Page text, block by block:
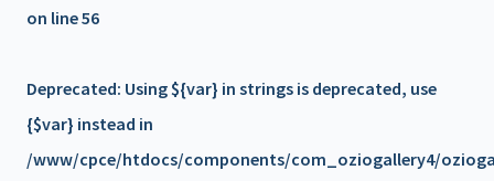
Campaña Solidaria de Donación de Sangre
📍 Reunión de Junta de Gobierno de la FACPCE – Mendoza
on line56
Deprecated: Using ${var} in strings is deprecated, use
{$var} instead in
/www/cpce/htdocs/components/com_oziogallery4/